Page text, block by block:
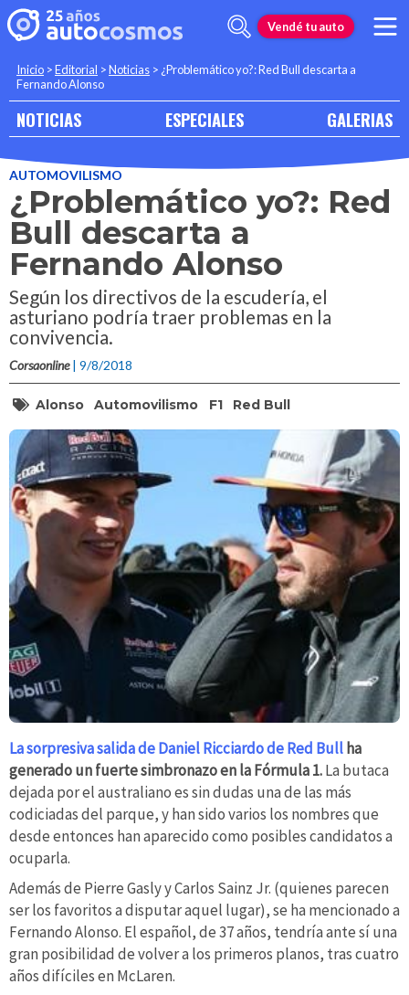
Vendé tu auto
Inicio >Editorial >Noticias > ¿Problemático yo?: Red Bull descarta a
Fernando Alonso
NOTICIAS ESPECIALES GALERIAS
AUTOMOVILISMO
¿Problemático yo?: Red
Bull descarta a
Fernando Alonso
Según los directivos de la escudería, el
asturiano podría traer problemas en la
convivencia.
Corsaonline | 9/8/2018
Alonso Automovilismo F1 Red Bull
La sorpresiva salida de Daniel Ricciardo de Red Bullha
generado un fuerte simbronazo en la Fórmula 1.La butaca
dejada por el australiano es sin dudas una de las más
codiciadas del parque, y han sido varios los nombres que
desde entonces han aparecido como posibles candidatos a
ocuparla.
Además de Pierre Gasly y Carlos Sainz Jr. (quienes parecen
ser los favoritos a disputar aquel lugar), se ha mencionado a
Fernando Alonso. El español, de 37 años, tendría ante sí una
gran posibilidad de volver a los primeros planos, tras cuatro
años difíciles en McLaren.